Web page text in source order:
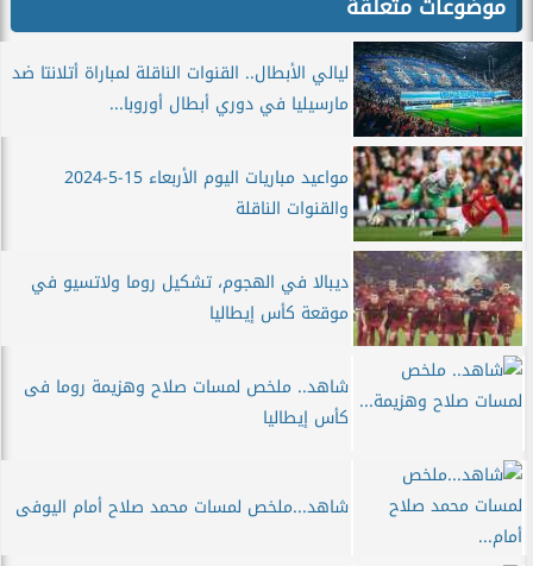
ليالي الأبطال.. القنوات الناقلة لمباراة أتلانتا ضد
مارسيليا في دوري أبطال أوروبا...
مواعيد مباريات اليوم الأربعاء 15-5-2024
والقنوات الناقلة
ديبالا في الهجوم، تشكيل روما ولاتسيو في
موقعة كأس إيطاليا
شاهد.. ملخص لمسات صلاح وهزيمة روما فى
كأس إيطاليا
شاهد...ملخص لمسات محمد صلاح أمام اليوفى